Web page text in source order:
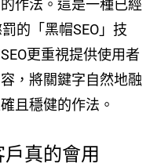
作法。這是一種已經
的「黑帽SEO」技
更重視提供使用者
，將關鍵字自然地融
且穩健的作法。
真的會用